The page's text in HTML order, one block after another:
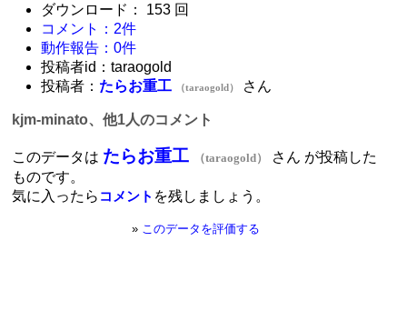
ダウンロード： 153 回
コメント：2件
動作報告：0件
投稿者id：taraogold
投稿者： たらお重工 （taraogold） さん
kjm-minato、他1人のコメント
このデータは たらお重工 （taraogold）
さん が投稿した
ものです。
気に入ったら コメント を残しましょう。
» このデータを評価する